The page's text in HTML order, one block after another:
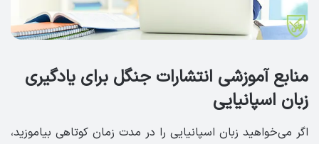
منابع آموزشی انتشارات جنگل برای یادگیری
زبان اسپانیایی
اگر می‌خواهید زبان اسپانیایی را در مدت زمان کوتاهی بیاموزید،